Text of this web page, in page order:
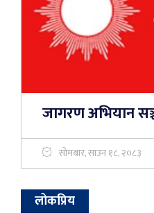
जागरण अभियान
सोमबार, साउन १८, २०८३
लोकप्रिय